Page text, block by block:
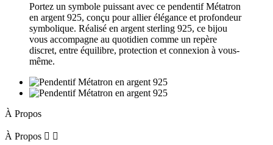
Portez un symbole puissant avec ce pendentif Métatron
en argent 925, conçu pour allier élégance et profondeur
symbolique. Réalisé en argent sterling 925, ce bijou
vous accompagne au quotidien comme un repère
discret, entre équilibre, protection et connexion à vous-
même.
À Propos
À Propos  